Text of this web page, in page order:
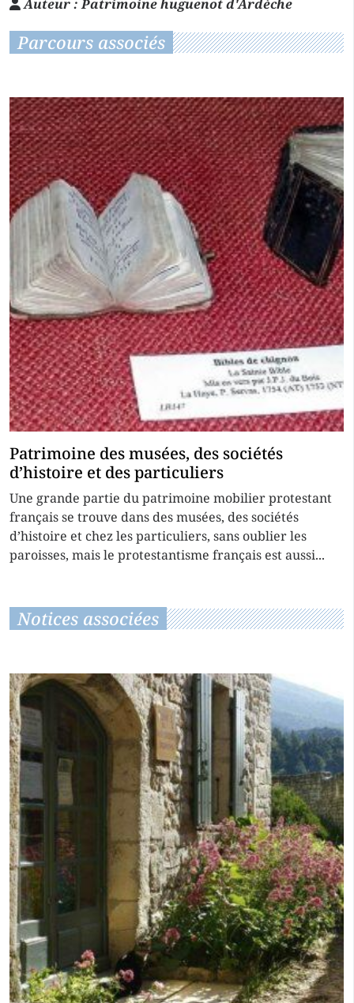
Auteur :Patrimoine huguenot d'Ardèche
Parcours associés
Patrimoine des musées, des sociétés
d’histoire et des particuliers
Une grande partie du patrimoine mobilier protestant
français se trouve dans des musées, des sociétés
d’histoire et chez les particuliers, sans oublier les
paroisses, mais le protestantisme français est aussi...
Notices associées